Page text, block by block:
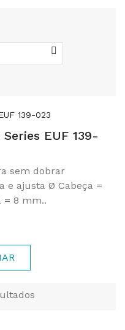
EUF 139-
sem dobrar
e ajusta Ø Cabeça =
= 8 mm..